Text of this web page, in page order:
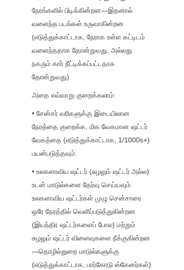
நேரங்களில் பிடிக்கின்றன—இதனால்
வளைந்த படங்கள் உருவாகின்றன
(எடுத்துக்காட்டாக, நேராக உள்ள கட்டிடம்
வளைந்ததாக தோன்றுவது, அல்லது
நகரும் கார் நீட்டிக்கப்பட்டதாக
தோன்றுவது).
அதை எவ்வாறு குறைக்கலாம்:
• சேன்சர் வரிகளுக்கு இடையிலான
நேரத்தை குறைக்க, மிக வேகமான ஷட்டர்
வேகத்தை (எடுத்துக்காட்டாக, 1/1000s+)
பயன்படுத்தவும்.
• உலகளாவிய ஷட்டர் (சுழலும் ஷட்டர் அல்ல)
உடன் மாடுல்களை தேர்வு செய்யவும்.
உலகளாவிய ஷட்டர்கள் முழு சென்சாரை
ஒரே நேரத்தில் வெளிப்படுத்துகின்றன
(இயந்திர ஷட்டர்களைப் போல) மற்றும்
சுழலும் ஷட்டர் விளைவுகளை நீக்குகின்றன
—தொழில்துறை மாடுல்களுக்கு
(எடுத்துக்காட்டாக, பார்கோடு ஸ்கேனர்கள்)